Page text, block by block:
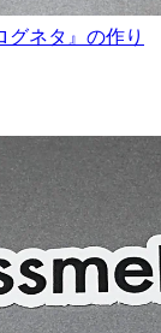
グネタ』の作り